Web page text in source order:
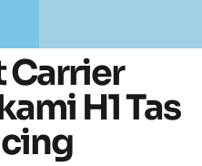
Carrier
H1 Tas